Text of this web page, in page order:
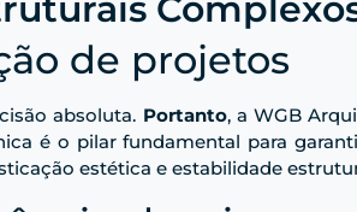
de projetos
absoluta. Portanto, a WGB
é o pilar fundamental para
estética e estabilidade